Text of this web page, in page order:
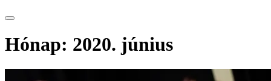
Hónap: 2020. június